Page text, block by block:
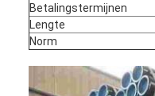
Betalingstermijnen
Lengte
Norm